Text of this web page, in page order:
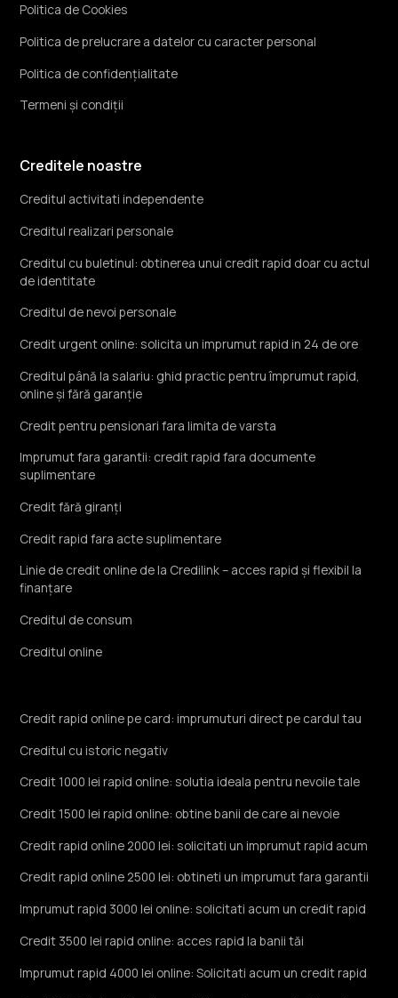
Politica de Cookies
Politica de prelucrare a datelor cu caracter personal
Politica de confidențialitate
Termeni și condiții
Creditele noastre
Creditul activitati independente
Creditul realizari personale
Creditul cu buletinul: obtinerea unui credit rapid doar cu actul
de identitate
Creditul de nevoi personale
Credit urgent online: solicita un imprumut rapid in 24 de ore
Creditul până la salariu: ghid practic pentru împrumut rapid,
online și fără garanție
Credit pentru pensionari fara limita de varsta
Imprumut fara garantii: credit rapid fara documente
suplimentare
Credit fără giranți
Credit rapid fara acte suplimentare
Linie de credit online de la Credilink – acces rapid și flexibil la
finanțare
Creditul de consum
Creditul online
Credit rapid online pe card: imprumuturi direct pe cardul tau
Creditul cu istoric negativ
Credit 1000 lei rapid online: solutia ideala pentru nevoile tale
Credit 1500 lei rapid online: obtine banii de care ai nevoie
Credit rapid online 2000 lei: solicitati un imprumut rapid acum
Credit rapid online 2500 lei: obtineti un imprumut fara garantii
Imprumut rapid 3000 lei online: solicitati acum un credit rapid
Credit 3500 lei rapid online: acces rapid la banii tăi
Imprumut rapid 4000 lei online: Solicitati acum un credit rapid